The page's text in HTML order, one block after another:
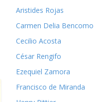
Aristides Rojas
Carmen Delia Bencomo
Cecilio Acosta
César Rengifo
Ezequiel Zamora
Francisco de Miranda